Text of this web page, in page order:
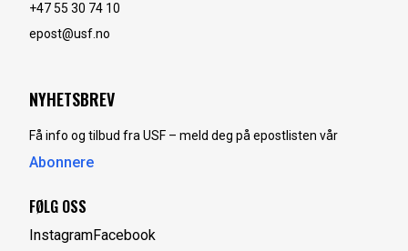
+47 55 30 74 10
epost@usf.no
NYHETSBREV
Få info og tilbud fra USF – meld deg på epostlisten vår
Abonnere
FØLG OSS
InstagramFacebook